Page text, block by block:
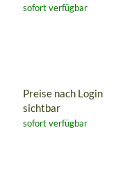
sofort verfügbar
Preise nach Login
sichtbar
sofort verfügbar